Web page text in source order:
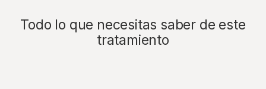
Todo lo que necesitas saber de este
tratamiento